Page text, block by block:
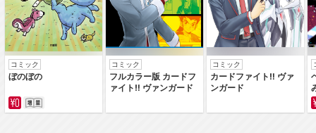
コミック
ぼのぼの
コミック
フルカラー版 カードフ
ァイト‼ ヴァンガード
コミック
カードファイト‼ ヴァ
ンガード